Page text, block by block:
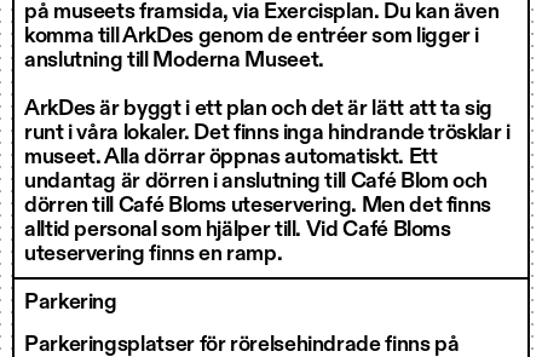
på museets framsida, via Exercisplan. Du kan även
komma till ArkDes genom de entréer som ligger i
anslutning till Moderna Museet.
ArkDes är byggt i ett plan och det är lätt att ta sig
runt i våra lokaler. Det finns inga hindrande trösklar i
museet. Alla dörrar öppnas automatiskt. Ett
undantag är dörren i anslutning till Café Blom och
dörren till Café Bloms uteservering. Men det finns
alltid personal som hjälper till. Vid Café Bloms
uteservering finns en ramp.
Parkering
Parkeringsplatser för rörelsehindrade finns på